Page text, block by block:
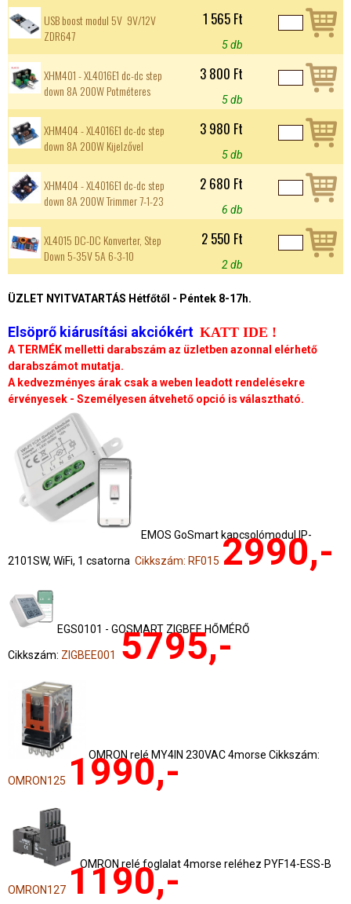
USB boost modul 5V  9V/12V
ZDR647
1 565 Ft
5 db
XHM401 - XL4016E1 dc-dc step
down 8A 200W Potméteres
3 800 Ft
5 db
XHM404 - XL4016E1 dc-dc step
down 8A 200W Kijelzővel
3 980 Ft
5 db
XHM404 - XL4016E1 dc-dc step
down 8A 200W Trimmer 7-1-23
2 680 Ft
6 db
XL4015 DC-DC Konverter, Step
Down 5-35V 5A 6-3-10
2 550 Ft
2 db
ÜZLET NYITVATARTÁS Hétfőtől - Péntek 8-17h.
Elsöprő kiárusítási akciókért KATT IDE !
A TERMÉK melletti darabszám az üzletben azonnal elérhető
darabszámot mutatja.
A kedvezményes árak csak a weben leadott rendelésekre
érvényesek - Személyesen átvehető opció is választható.
EMOS GoSmart kapcsolómodul IP-
2101SW, WiFi, 1 csatorna Cikkszám: RF015 2990,-
EGS0101 - GOSMART ZIGBEE HŐMÉRŐ
Cikkszám: ZIGBEE001 5795,-
OMRON relé MY4IN 230VAC 4morse Cikkszám:
OMRON125 1990,-
OMRON relé foglalat 4morse reléhez PYF14-ESS-B
OMRON127 1190,-